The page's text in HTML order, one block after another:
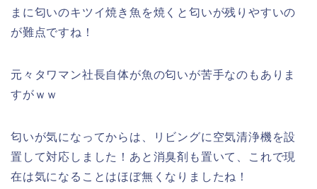
まに匂いのキツイ焼き魚を焼くと匂いが残りやすいの
が難点ですね！
元々タワマン社長自体が魚の匂いが苦手なのもありま
すがｗｗ
匂いが気になってからは、リビングに空気清浄機を設
置して対応しました！あと消臭剤も置いて、これで現
在は気になることはほぼ無くなりましたね！